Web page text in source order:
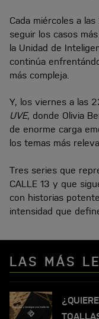
Cada miércoles a
seguir los casos
la Unidad de
continúa
más compleja.
Y, los viernes a las
UVE, donde Olivia
de enorme carga
los temas más
Tres series que
CALLE 13 y que
con historias
intensidad que
LAS MÁS